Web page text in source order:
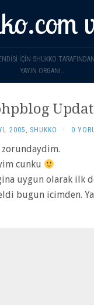
IÇIN SHUKKO
YAYIN ORGANI...
2005 , SHUKKO · 0
zorundaydim.
cunku
uygun olarak ilk
bugun icimden.